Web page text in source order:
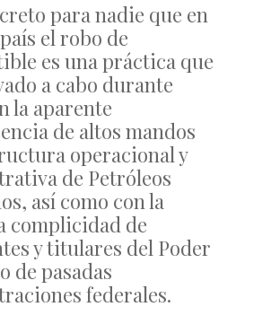
para nadie que en
el robo de
es una práctica que
a cabo durante
la aparente
de altos mandos
operacional y
de Petróleos
así como con la
complicidad de
y titulares del Poder
de pasadas
federales.